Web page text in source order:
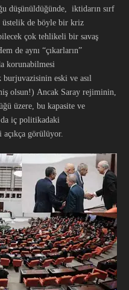
düşünüldüğünde, iktidarın sırf
üstelik de böyle bir kriz
çok tehlikeli bir savaş
de aynı “çıkarların”
korunabilmesi
eski ve asıl
olsun!) Ancak Saray rejiminin,
üzere, bu kapasite ve
iç politikadaki
açıkça görülüyor.